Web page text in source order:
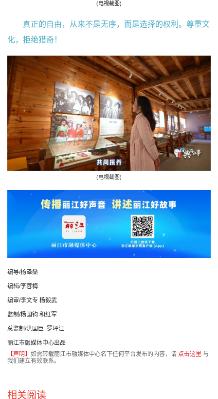
(电视截图)
真正的自由，从来不是无序，而是选择的权利。 尊重文
化，拒绝猎奇！
(电视截图)
编导/杨泽燊
编辑/李蓉梅
编审/李文专 杨毅武
监制/杨国钧 和红军
总监制/洪国臣 罗坪江
丽江市融媒体中心出品
【声明】 如需转载丽江市融媒体中心名下任何平台发布的内容，请 点击这里 与
我们建立有效联系。
相关阅读